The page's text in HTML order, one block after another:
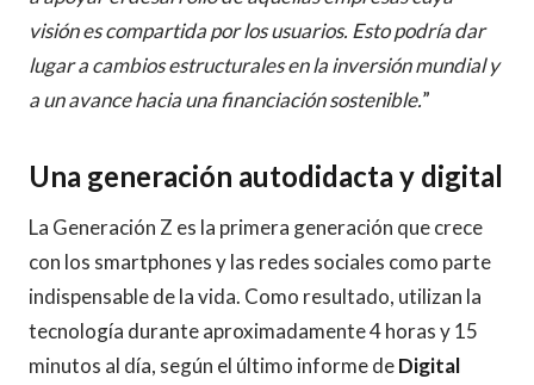
visión es compartida por los usuarios. Esto podría dar
lugar a cambios estructurales en la inversión mundial y
a un avance hacia una financiación sostenible.”
Una generación autodidacta y digital
La Generación Z es la primera generación que crece
con los smartphones y las redes sociales como parte
indispensable de la vida. Como resultado, utilizan la
tecnología durante aproximadamente 4 horas y 15
minutos al día, según el último informe deDigital